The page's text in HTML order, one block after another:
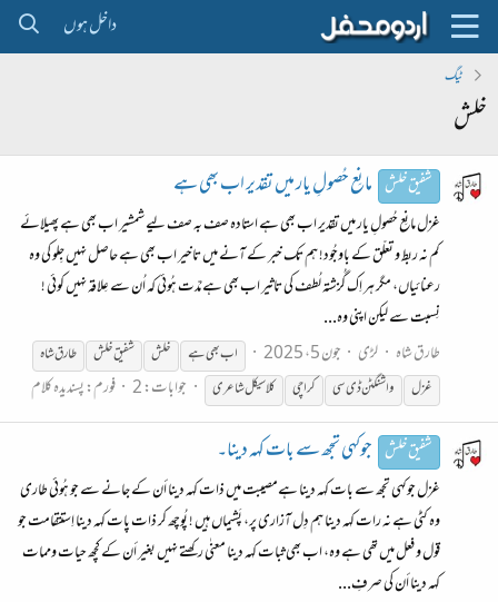
داخل ہوں
ٹیگ
خلش
شفیق خلش مانِع حُصولِ یار میں تقدیر اب بھی ہے
غزل مانِع حُصولِ یار میں تقدیر اب بھی ہے استادہ صف بہ صف لیے شمشیر اب بھی ہے پھیلائے
کم نہ ربط و تعلّق کے باوجُود! ہم تک خبر کے آنے میں تاخیر اب بھی ہے حاصل نہیں جِلو کی وہ
رعنائیاں، مگر ہر اِک گُزشتہ لُطف کی تاثیر اب بھی ہے مُدّت ہُوئی کہ اُن سے عِلاقہ نہیں کوئی !
نِسبت سے لیکن اپنی وہ...
طارق شاہ
لڑی جون 5، 2025 اب بھی ہے خلش شفیقخلش
طارق شاہ
غزل
واشنگٹن ڈی سی کراچی کلاسیکل شاعری جوابات: 2 فورم:پسندیدہ کلام
شفیق خلش جوكہی تجھ سے بات كہہ دينا۔
غزل جوكہی تجھ سے بات كہہ دينا ہےمصيبت میں ذات كہہ دینا أن كے جانے سے جو ہُوئی طارى
وه كٹی ہے نہ رات كہہ دینا ہم دِل آزارى پر، پَشیماں ہیں ! پُوچھ كر ذات پات كہہ دينا اِستتقامت جو
قول و فعل میں تھى ہے وه، اب بھى ثبات كہہ دينا معنٰی ركھتے نہیں بغیر أن كے کچھ حيات وممات
كہہ دينا أن كى صرفِ...